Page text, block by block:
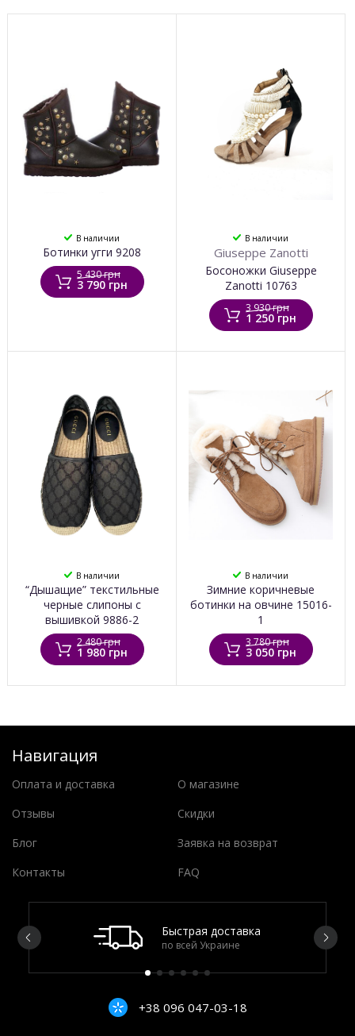
В наличии
Ботинки угги 9208
5 430 грн
3 790 грн
В наличии
Giuseppe Zanotti
Босоножки Giuseppe
Zanotti 10763
3 930 грн
1 250 грн
В наличии
“Дышащие” текстильные
черные слипоны с
вышивкой 9886-2
2 480 грн
1 980 грн
В наличии
Зимние коричневые
ботинки на овчине 15016-
1
3 780 грн
3 050 грн
Навигация
Оплата и доставка
О магазине
Отзывы
Скидки
Блог
Заявка на возврат
Контакты
FAQ
Быстрая доставка
по всей Украине
+38 096 047-03-18